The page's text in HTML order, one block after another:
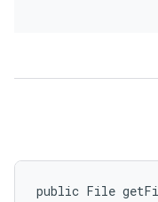
public File